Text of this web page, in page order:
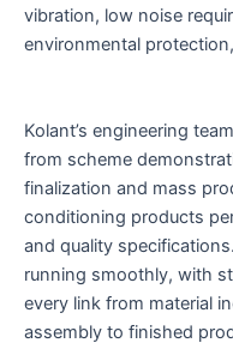
vibration, low noise
environmental
Kolant’s engineering
from scheme
finalization and mass
conditioning products
and quality
running smoothly, with
every link from material
assembly to finished